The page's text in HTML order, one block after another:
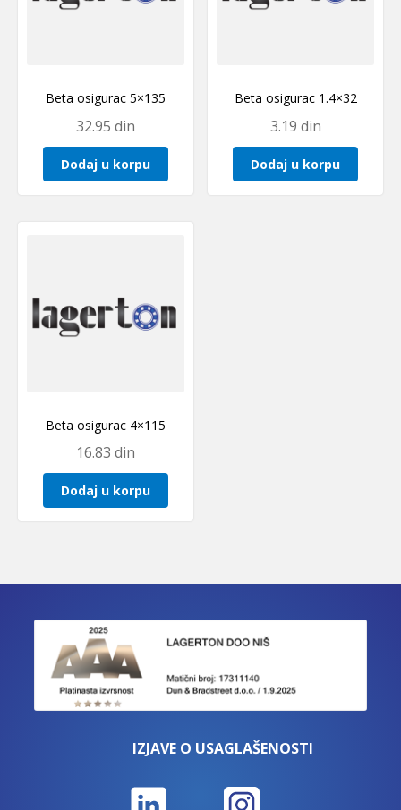
Beta osigurac 5×135
32.95 din
Dodaj u korpu
Beta osigurac 1.4×32
3.19 din
Dodaj u korpu
Beta osigurac 4×115
16.83 din
Dodaj u korpu
IZJAVE O USAGLAŠENOSTI